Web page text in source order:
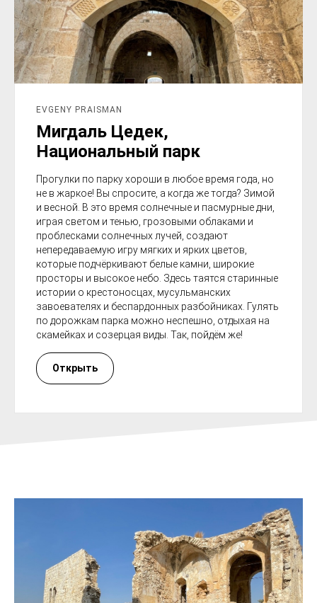
EVGENY PRAISMAN
Мигдаль Цедек,
Национальный парк
Прогулки по парку хороши в любое время года, но
не в жаркое! Вы спросите, а когда же тогда? Зимой
и весной. В это время солнечные и пасмурные дни,
играя светом и тенью, грозовыми облаками и
проблесками солнечных лучей, создают
непередаваемую игру мягких и ярких цветов,
которые подчёркивают белые камни, широкие
просторы и высокое небо. Здесь таятся старинные
истории о крестоносцах, мусульманских
завоевателях и беспардонных разбойниках. Гулять
по дорожкам парка можно неспешно, отдыхая на
скамейках и созерцая виды. Так, пойдём же!
Открыть